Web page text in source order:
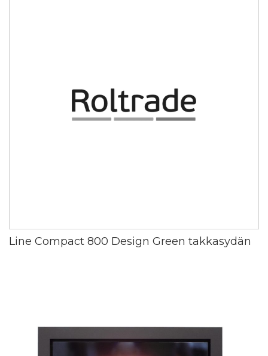
Line Compact 800 Design Green takkasydän